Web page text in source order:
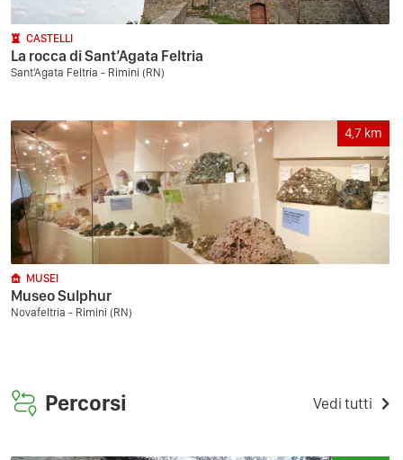
CASTELLI
La rocca di Sant’Agata Feltria
Sant'Agata Feltria - Rimini (RN)
4,7 km
MUSEI
Museo Sulphur
Novafeltria - Rimini (RN)
Percorsi Vedi tutti